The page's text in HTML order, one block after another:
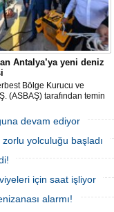
Antalya’ya yeni deniz
Bölge Kurucu ve
(ASBAŞ) tarafından temin
çalışmalarında aktif
başlandı.
devam ediyor
zorlu yolculuğu başladı
için saat işliyor
alarmı!